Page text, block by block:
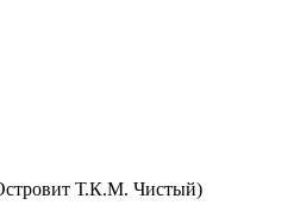
Т.К.М. Чистый)